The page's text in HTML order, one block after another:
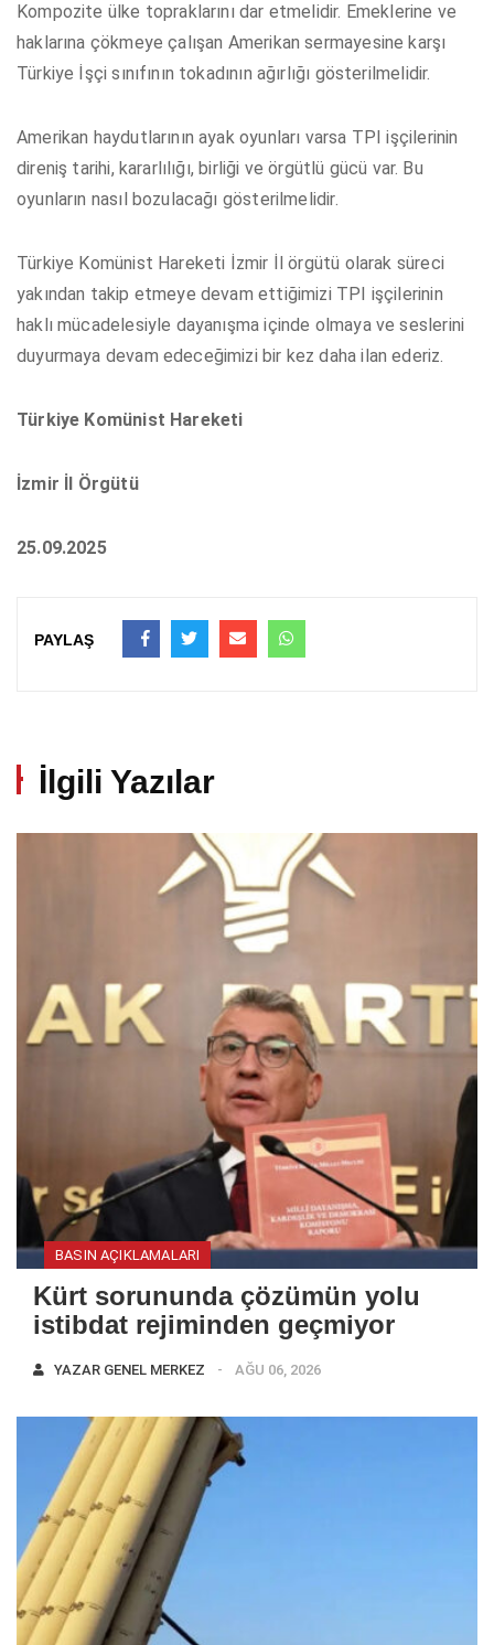
Kompozite ülke topraklarını dar etmelidir. Emeklerine ve
haklarına çökmeye çalışan Amerikan sermayesine karşı
Türkiye İşçi sınıfının tokadının ağırlığı gösterilmelidir.
Amerikan haydutlarının ayak oyunları varsa TPI işçilerinin
direniş tarihi, kararlılığı, birliği ve örgütlü gücü var. Bu
oyunların nasıl bozulacağı gösterilmelidir.
Türkiye Komünist Hareketi İzmir İl örgütü olarak süreci
yakından takip etmeye devam ettiğimizi TPI işçilerinin
haklı mücadelesiyle dayanışma içinde olmaya ve seslerini
duyurmaya devam edeceğimizi bir kez daha ilan ederiz.
Türkiye Komünist Hareketi
İzmir İl Örgütü
25.09.2025
PAYLAŞ
İlgili Yazılar
BASIN AÇIKLAMALARI
Kürt sorununda çözümün yolu
istibdat rejiminden geçmiyor
YAZAR GENEL MERKEZ AĞU 06, 2026